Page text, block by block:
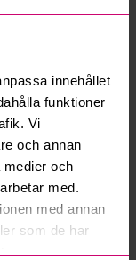
innehållet
funktioner
Vi
och annan
medier och
med.
med annan
som de har